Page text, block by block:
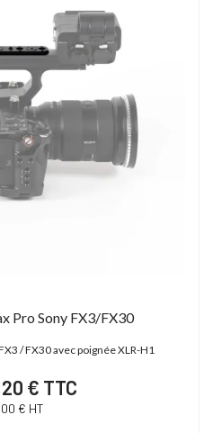
Pro Sony FX3/FX30
/ FX30 avec poignée XLR-H1
€ TTC
€ HT